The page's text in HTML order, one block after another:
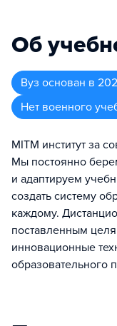
Об
Вуз основан в
Нет военного
MITM институт за
Мы постоянно
и адаптируем
создать систему
каждому.
поставленным
инновационные
образовательного